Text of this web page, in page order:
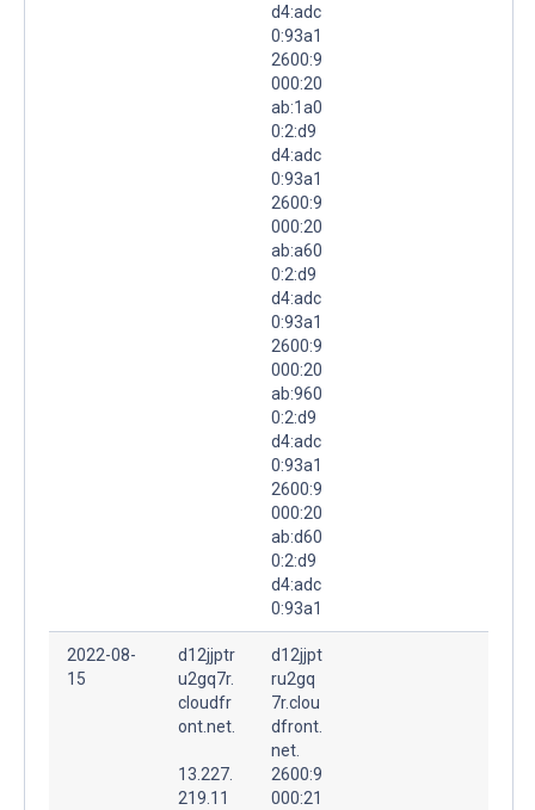
d4:adc
0:93a1
2600:9
000:20
ab:1a0
0:2:d9
d4:adc
0:93a1
2600:9
000:20
ab:a60
0:2:d9
d4:adc
0:93a1
2600:9
000:20
ab:960
0:2:d9
d4:adc
0:93a1
2600:9
000:20
ab:d60
0:2:d9
d4:adc
0:93a1
2022-08-
15
d12jjptr
u2gq7r.
cloudfr
ont.net.
13.227.
219.11
d12jjpt
ru2gq
7r.clou
dfront.
net.
2600:9
000:21